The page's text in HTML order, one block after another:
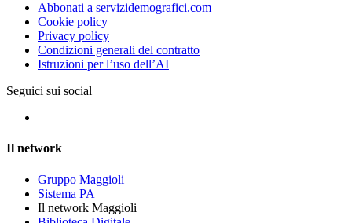
Abbonati a servizidemografici.com
Cookie policy
Privacy policy
Condizioni generali del contratto
Istruzioni per l’uso dell’AI
Seguici sui social
Il network
Gruppo Maggioli
Sistema PA
Il network Maggioli